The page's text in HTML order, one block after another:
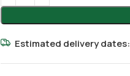
Estimated delivery dates: